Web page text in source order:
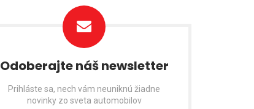
Odoberajte náš newsletter
Prihláste sa, nech vám neuniknú žiadne
novinky zo sveta automobilov